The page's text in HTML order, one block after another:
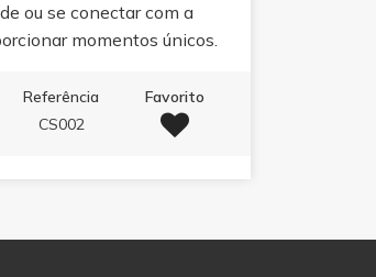
ou se conectar com a
momentos únicos.
aconchegante
nos falta nos dias
Referência
CS002
Favorito